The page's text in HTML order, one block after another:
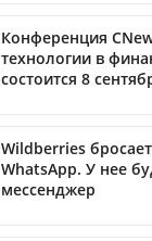
Конференция
технологии в
состоится 8
Wildberries
WhatsApp. У нее
мессенджер